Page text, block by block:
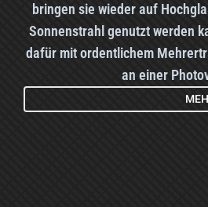
bringen sie wieder auf
Sonnenstrahl genutzt werden
dafür mit ordentlichem
an einer